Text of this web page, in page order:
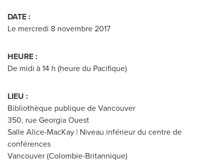
DATE :
Le mercredi 8 novembre 2017
HEURE :
De midi à 14 h (heure du Pacifique)
LIEU :
Bibliothèque publique deVancouver
350, rue Georgia Ouest
Salle Alice-MacKay | Niveau inférieur du centre de
conférences
Vancouver(Colombie-Britannique)